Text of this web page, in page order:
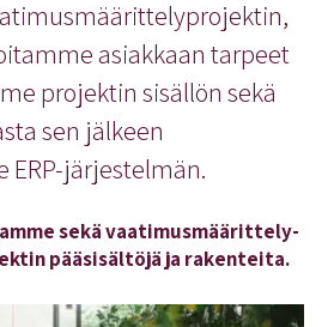
asiakkaan tarpeet
projektin sisällön sekä
sen jälkeen
järjestelmän.
sekä vaatimusmäärittely-
pääsisältöjä ja rakenteita.